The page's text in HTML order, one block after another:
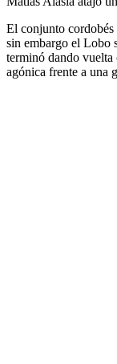
El conjunto
sin embargo el Lobo
terminó dando
agónica frente a una